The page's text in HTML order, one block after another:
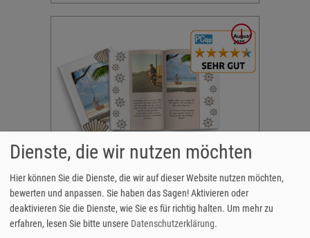
Testurteil: Sehr gut!
PCtipp Fotobuch-Test 2025: SEHR GUT! Die
Qualität der fotoCharly Fotobücher und die
Bedienung der Gestaltungssoftware wurde
kurzer
kann.
Dienste, die wir nutzen möchten
Hier können Sie die Dienste, die wir auf dieser Website nutzen möchten,
bewerten und anpassen. Sie haben das Sagen! Aktivieren oder
deaktivieren Sie die Dienste, wie Sie es für richtig halten. Um mehr zu
erfahren, lesen Sie bitte unsere Datenschutzerklärung.